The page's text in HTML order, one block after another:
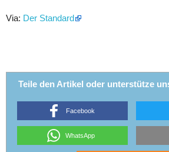
Via: Der Standard
Teile den Artikel oder unterstütze
Facebook
WhatsApp